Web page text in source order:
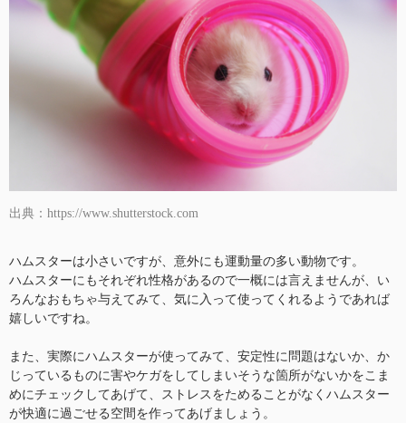
出典：https://www.shutterstock.com
ハムスターは小さいですが、意外にも運動量の多い動物です。
ハムスターにもそれぞれ性格があるので一概には言えませんが、い
ろんなおもちゃ与えてみて、気に入って使ってくれるようであれば
嬉しいですね。
また、実際にハムスターが使ってみて、安定性に問題はないか、か
じっているものに害やケガをしてしまいそうな箇所がないかをこま
めにチェックしてあげて、ストレスをためることがなくハムスター
が快適に過ごせる空間を作ってあげましょう。